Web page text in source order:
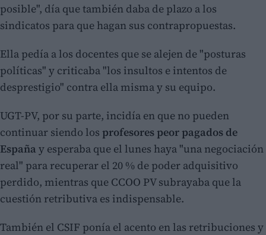
posible", día que también daba de plazo a los
sindicatos para que hagan sus contrapropuestas.
Ella pedía a los docentes que se alejen de "posturas
políticas" y criticaba "los insultos e intentos de
desprestigio" contra ella misma y su equipo.
UGT-PV, por su parte, incidía en que no pueden
continuar siendo los profesores peor pagados de
España y esperaba que el lunes haya "una negociación
real" para recuperar el 20 % de poder adquisitivo
perdido, mientras que CCOO PV subrayaba que la
cuestión retributiva es indispensable.
También el CSIF ponía el acento en las retribuciones y